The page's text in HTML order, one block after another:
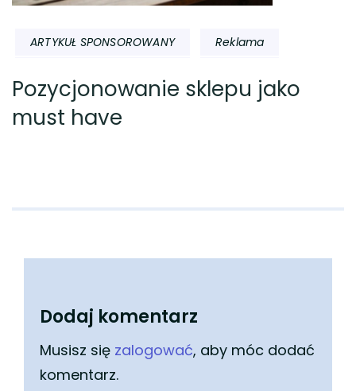
ARTYKUŁ SPONSOROWANY Reklama
Pozycjonowanie sklepu jako
must have
Dodaj komentarz
Musisz się zalogować, aby móc dodać
komentarz.